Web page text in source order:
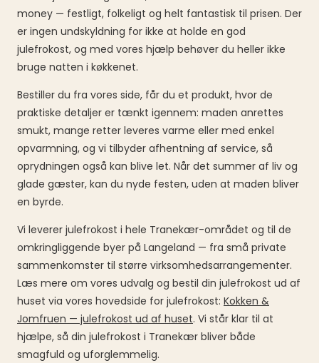
money — festligt, folkeligt og helt fantastisk til prisen. Der
er ingen undskyldning for ikke at holde en god
julefrokost, og med vores hjælp behøver du heller ikke
bruge natten i køkkenet.
Bestiller du fra vores side, får du et produkt, hvor de
praktiske detaljer er tænkt igennem: maden anrettes
smukt, mange retter leveres varme eller med enkel
opvarmning, og vi tilbyder afhentning af service, så
oprydningen også kan blive let. Når det summer af liv og
glade gæster, kan du nyde festen, uden at maden bliver
en byrde.
Vi leverer julefrokost i hele Tranekær-området og til de
omkringliggende byer på Langeland — fra små private
sammenkomster til større virksomhedsarrangementer.
Læs mere om vores udvalg og bestil din julefrokost ud af
huset via vores hovedside for julefrokost: Kokken &
Jomfruen — julefrokost ud af huset. Vi står klar til at
hjælpe, så din julefrokost i Tranekær bliver både
smagfuld og uforglemmelig.